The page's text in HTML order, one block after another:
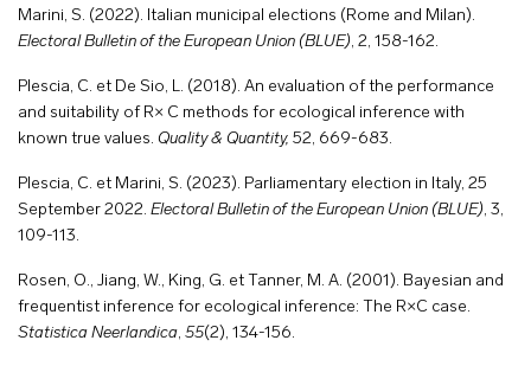
Marini, S. (2022). Italian municipal elections (Rome and Milan).
Electoral Bulletin of the European Union (BLUE), 2, 158-162.
Plescia, C. et De Sio, L. (2018). An evaluation of the performance
and suitability of R× C methods for ecological inference with
known true values. Quality & Quantity, 52, 669-683.
Plescia, C. et Marini, S. (2023). Parliamentary election in Italy, 25
September 2022. Electoral Bulletin of the European Union (BLUE), 3,
109-113.
Rosen, O., Jiang, W., King, G. et Tanner, M. A. (2001). Bayesian and
frequentist inference for ecological inference: The R×C case.
Statistica Neerlandica, 55(2), 134-156.